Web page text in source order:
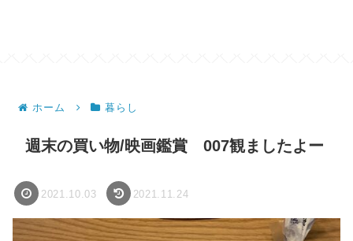
ホーム 暮らし
週末の買い物/映画鑑賞 007観ましたよー
2021.10.03 2021.11.24